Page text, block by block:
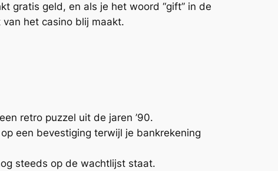
gratis geld, en als je het woord “gift” in de
het casino blij maakt.
retro puzzel uit de jaren ’90.
een bevestiging terwijl je bankrekening
steeds op de wachtlijst staat.